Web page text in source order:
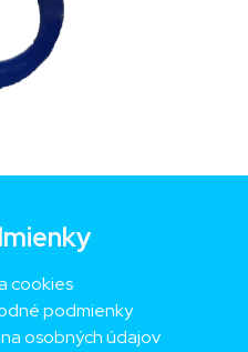
cookies
podmienky
osobných údajov